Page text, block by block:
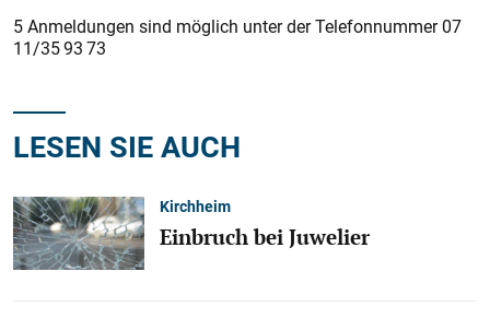
5 Anmeldungen sind möglich unter der Telefonnummer 07
11/35 93 73
LESEN SIE AUCH
Kirchheim
Einbruch bei Juwelier